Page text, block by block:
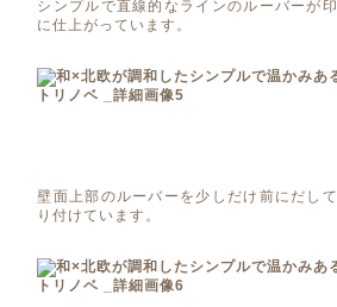
シンプルで直線的なラインのルーバーが
に仕上がっています。
壁面上部のルーバーを少しだけ前にだし
り付けています。